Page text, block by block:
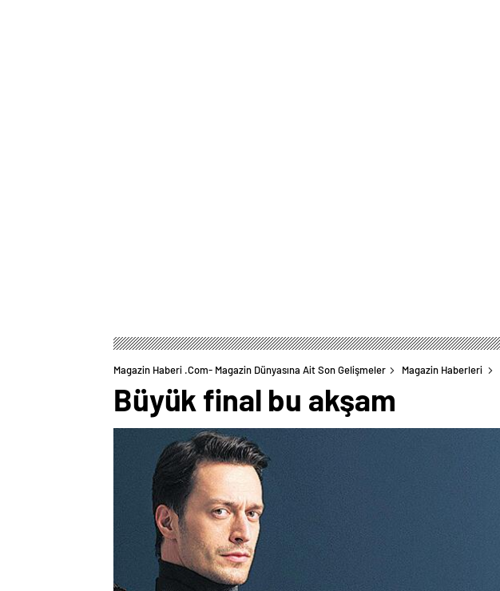
Magazin Haberi .com- Magazin Dünyasına Ait Son Gelişmeler Magazin Haberleri
Büyük final bu akşam